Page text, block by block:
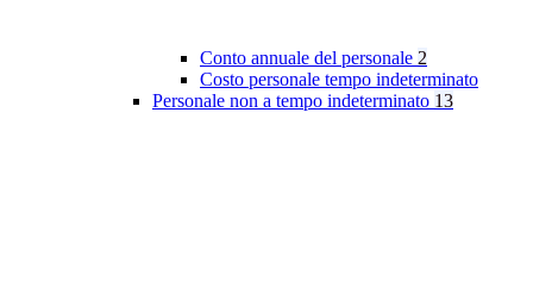
Conto annuale del personale 2
Costo personale tempo indeterminato
Personale non a tempo indeterminato 13